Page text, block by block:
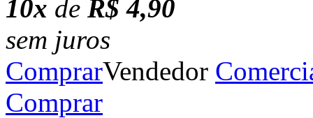
10x de R$ 4,90
sem juros
ComprarVendedor
Comprar